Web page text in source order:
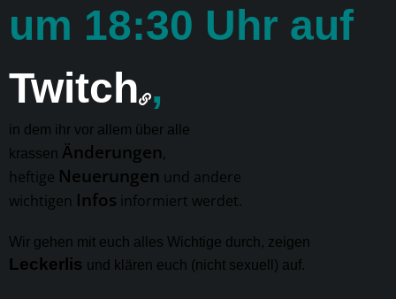
um 18:30 Uhr auf
Twitch ,
in dem ihr vor allem über alle
krassen Änderungen,
heftige Neuerungen und andere
wichtigen Infos informiert werdet.
Wir gehen mit euch alles Wichtige durch, zeigen
Leckerlis und klären euch (nicht sexuell) auf.